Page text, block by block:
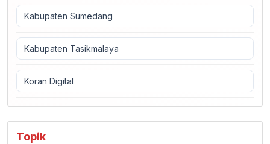
Kabupaten Sumedang
Kabupaten Tasikmalaya
Koran Digital
Topik